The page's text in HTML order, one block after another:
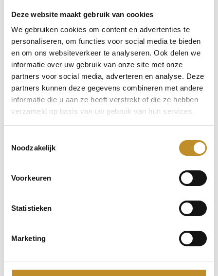
Deze website maakt gebruik van cookies
We gebruiken cookies om content en advertenties te
personaliseren, om functies voor social media te bieden
en om ons websiteverkeer te analyseren. Ook delen we
informatie over uw gebruik van onze site met onze
partners voor social media, adverteren en analyse. Deze
partners kunnen deze gegevens combineren met andere
informatie die u aan ze heeft verstrekt of die ze hebben
verzameld op basis van uw gebruik van hun services.
Noodzakelijk
Voorkeuren
Statistieken
Marketing